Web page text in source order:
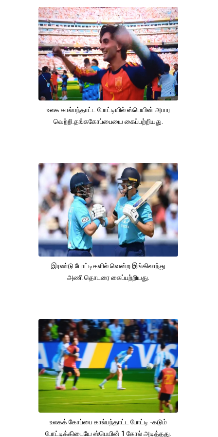
உலக கால்பந்தாட்ட போட்டியில் ஸ்பெயின் அபார
வெற்றி.தங்ககோப்பையை கைப்பற்றியது.
இரண்டு போட்டிகளில் வென்ற இங்கிலாந்து
அணி தொடரை கைப்பற்றியது.
உலகக் கோப்பை கால்பந்தாட்ட போட்டி -கடும்
போட்டிக்கிடையே ஸ்பெயின் 1 கோல் அடித்தது.